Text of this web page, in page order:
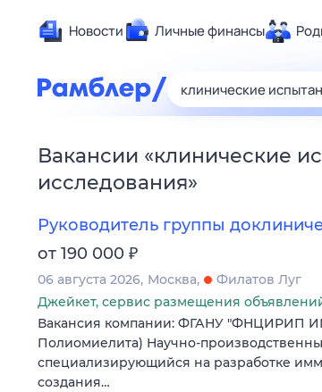
Новости Личные финансы
Вакансии «клинические
исследования»
Руководитель группы
от 190 000 ₽
06 августа 2026 Москва
Филатов Луг
Джейкет, сервис размещения
Вакансия компании: ФГАНУ "ФНЦИРИП
Полиомиелита) Научно-
специализирующийся на разработке
создания…